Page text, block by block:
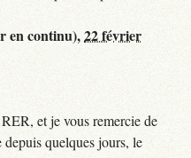
en continu),22 février
et je vous remercie de
quelques jours, le